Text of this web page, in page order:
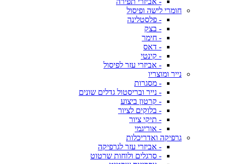
חומרי לישה ופיסול
- פלסטלינה
- בצק
- חימר
- דאס
- קינטי
- אביזרי עזר לפיסול
נייר ומוצריו
- מסגרות
- נייר ובריסטול גדלים שונים
- קרטון ביצוע
- בלוקים לציור
- תיקי ציור
- אוריגמי
גרפיקה ואדריכלות
- אביזרי עזר לגרפיקה
- סרגלים ולוחות שרטוט